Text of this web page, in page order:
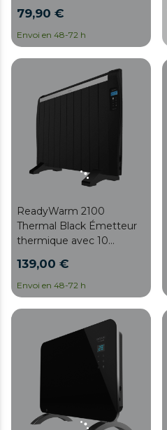
600 W, mural ou sur pied,
3 modes, minuterie,
télécommande, écran
surchauffe, ultra-fin.
79,90 €
Envoi en 48-72 h
ReadyWarm 2100
Thermal Black Émetteur
thermique avec 10
écran LCD, une
télécommande sans fil,
une minuterie
sélecteur de température,
20 m² de surface
139,00 €
Envoi en 48-72 h